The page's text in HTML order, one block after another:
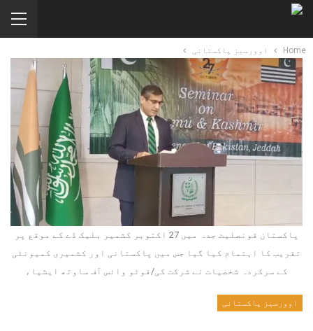
Home اوورسیز پاکستانی
پاکستان قونصلیٹ جدہ میں 27 اکتوبر کشمیر بلیک ڈے کے موقع پر
تقریب کا اہتمام کیا گیا جس میں پاکستانی اور کشمیری کمیونٹی
کے سرکردہ شخصیات نے شرکت کی/فوٹو وائس آف ساوتھ ایشیاء
اوورسیز پاکستانی